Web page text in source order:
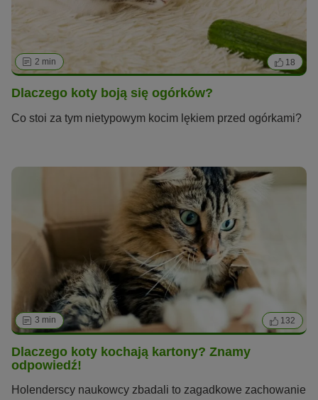
2 min 18
Dlaczego koty boją się ogórków?
Co stoi za tym nietypowym kocim lękiem przed ogórkami?
3 min 132
Dlaczego koty kochają kartony? Znamy
odpowiedź!
Holenderscy naukowcy zbadali to zagadkowe zachowanie